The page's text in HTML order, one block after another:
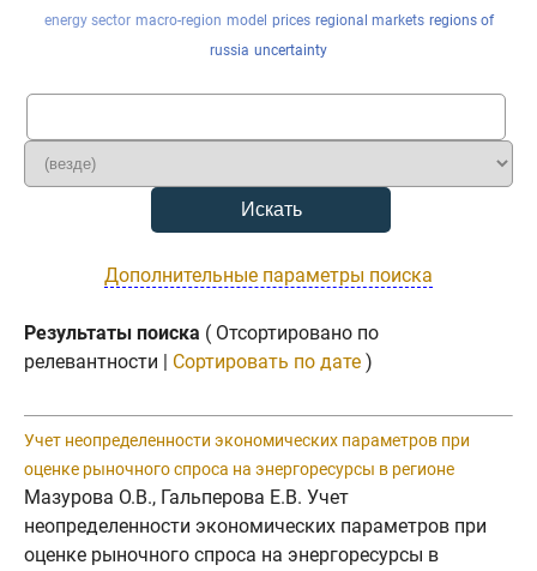
energy sector macro-region model prices regional markets regions of
russia uncertainty
Дополнительные параметры поиска
Результаты поиска ( Отсортировано по
релевантности | Сортировать по дате )
Учет неопределенности экономических параметров при
оценке рыночного спроса на энергоресурсы в регионе
Мазурова О.В., Гальперова Е.В. Учет
неопределенности экономических параметров при
оценке рыночного спроса на энергоресурсы в